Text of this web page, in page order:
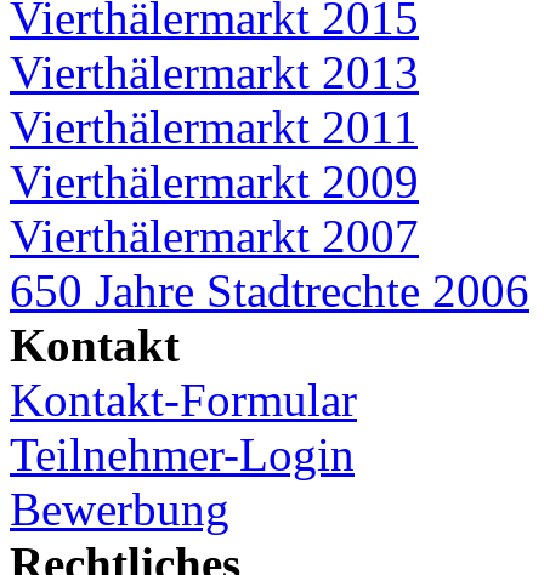
Vierthälermarkt 2015
Vierthälermarkt 2013
Vierthälermarkt 2011
Vierthälermarkt 2009
Vierthälermarkt 2007
650 Jahre Stadtrechte 2006
Kontakt
Kontakt-Formular
Teilnehmer-Login
Bewerbung
Rechtliches